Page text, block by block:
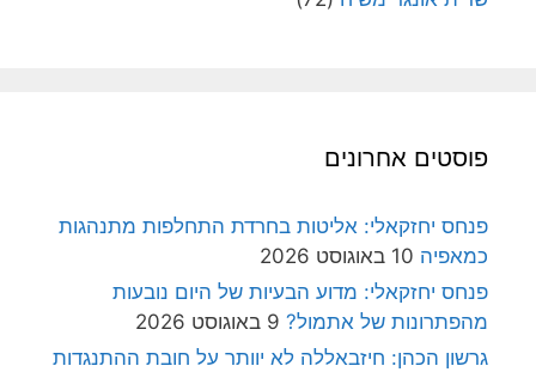
פוסטים אחרונים
פנחס יחזקאלי: אליטות בחרדת התחלפות מתנהגות
כמאפיה 10 באוגוסט 2026
פנחס יחזקאלי: מדוע הבעיות של היום נובעות
מהפתרונות של אתמול? 9 באוגוסט 2026
גרשון הכהן: חיזבאללה לא יוותר על חובת ההתנגדות